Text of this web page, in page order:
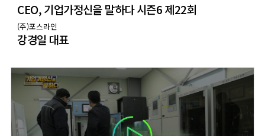
CEO, 기업가정신을 말하다 시즌6 제22회
(주)포스라인
강경일 대표